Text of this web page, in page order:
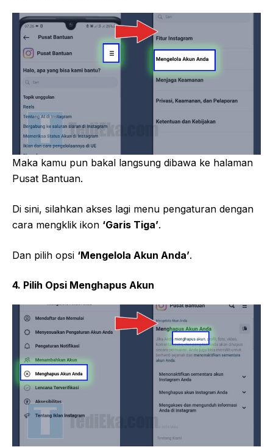
Maka kamu pun bakal langsung dibawa ke halaman
Pusat Bantuan.
Di sini, silahkan akses lagi menu pengaturan dengan
cara mengklik ikon ‘Garis Tiga’.
Dan pilih opsi ‘Mengelola Akun Anda’.
4. Pilih Opsi Menghapus Akun